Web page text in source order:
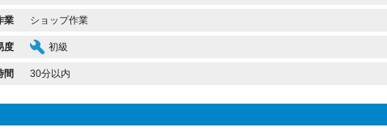
業 ショップ作業
度 初級
間 30分以内